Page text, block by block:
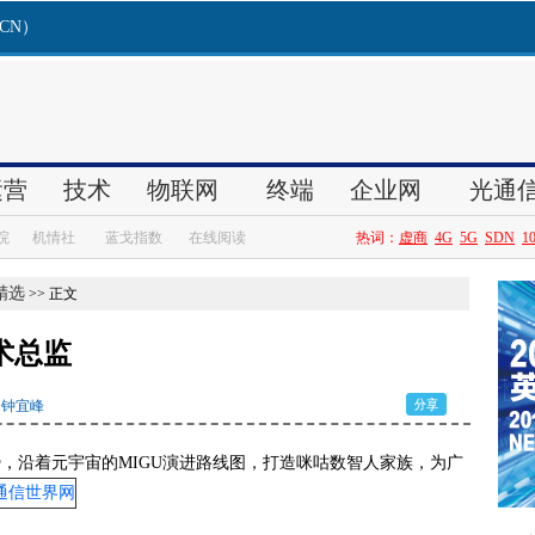
选 >> 正文
总监
钟宜峰
沿着元宇宙的MIGU演进路线图，打造咪咕数智人家族，为广